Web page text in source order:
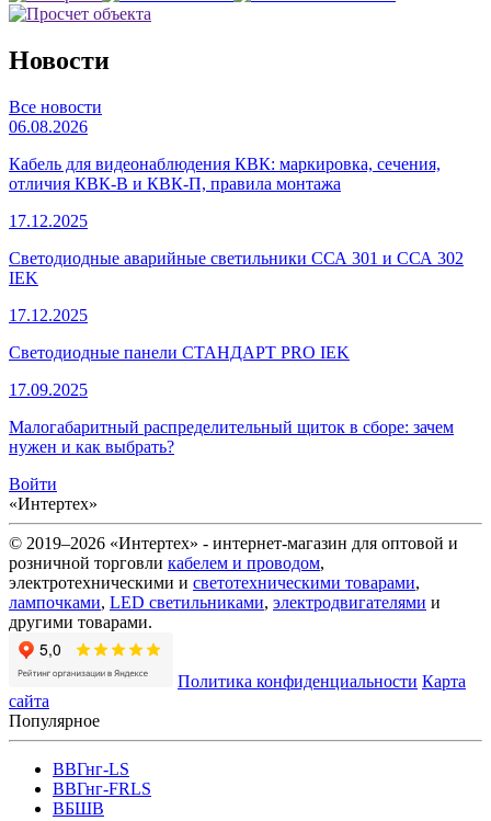
Новости
Все новости
06.08.2026
Кабель для видеонаблюдения КВК: маркировка, сечения,
отличия КВК-В и КВК-П, правила монтажа
17.12.2025
Светодиодные аварийные светильники ССА 301 и ССА 302
IEK
17.12.2025
Светодиодные панели СТАНДАРТ PRO IEK
17.09.2025
Малогабаритный распределительный щиток в сборе: зачем
нужен и как выбрать?
Войти
«Интертех»
© 2019–2026 «Интертех» - интернет-магазин для оптовой и
розничной торговли кабелем и проводом,
электротехническими и светотехническими товарами,
лампочками, LED светильниками, электродвигателями и
другими товарами.
Политика конфиденциальности Карта
сайта
Популярное
ВВГнг-LS
ВВГнг-FRLS
ВБШВ